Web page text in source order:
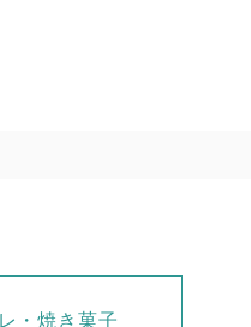
・焼き菓子